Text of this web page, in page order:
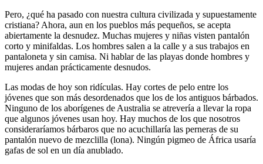
Pero, ¿qué ha pasado con nuestra cultura civilizada y supuestamente
cristiana? Ahora, aun en los pueblos más pequeños, se acepta
abiertamente la desnudez. Muchas mujeres y niñas visten pantalón
corto y minifaldas. Los hombres salen a la calle y a sus trabajos en
pantaloneta y sin camisa. Ni hablar de las playas donde hombres y
mujeres andan prácticamente desnudos.
Las modas de hoy son ridículas. Hay cortes de pelo entre los
jóvenes que son más desordenados que los de los antiguos bárbados.
Ninguno de los aborígenes de Australia se atrevería a llevar la ropa
que algunos jóvenes usan hoy. Hay muchos de los que nosotros
consideraríamos bárbaros que no acuchillaría las perneras de su
pantalón nuevo de mezclilla (lona). Ningún pigmeo de África usaría
gafas de sol en un día anublado.